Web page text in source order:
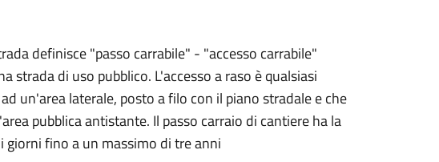
definisce "passo carrabile" - "accesso carrabile"
di uso pubblico. L'accesso a raso è qualsiasi
un'area laterale, posto a filo con il piano stradale e che
pubblica antistante. Il passo carraio di cantiere ha la
giorni fino a un massimo di tre anni